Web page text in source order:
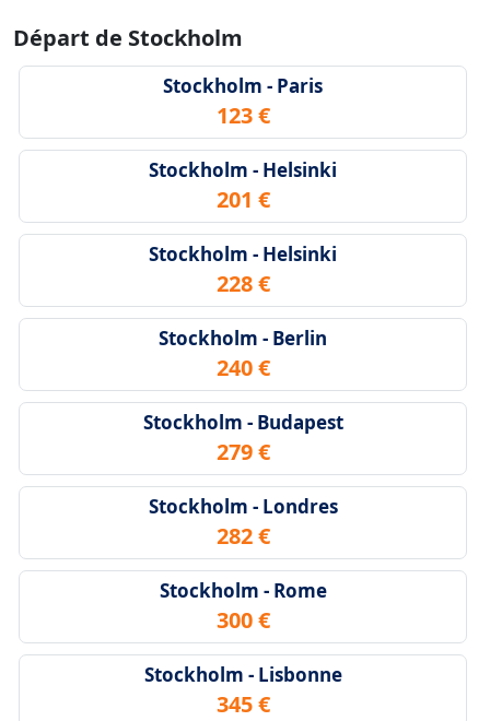
Départ de Stockholm
Stockholm - Paris
123 €
Stockholm - Helsinki
201 €
Stockholm - Helsinki
228 €
Stockholm - Berlin
240 €
Stockholm - Budapest
279 €
Stockholm - Londres
282 €
Stockholm - Rome
300 €
Stockholm - Lisbonne
345 €